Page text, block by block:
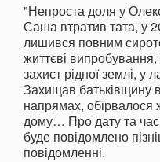
"Непроста доля у
Саша втратив тата, у
лишився повним
життєві
захист рідної землі, у
Захищав батьківщину
напрямах, обірвалося
дому… Про дату та час
буде повідомлено
повідомленні.